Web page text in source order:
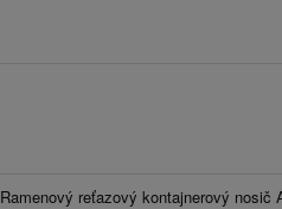
Ramenový reťazový kontajnerový nosič